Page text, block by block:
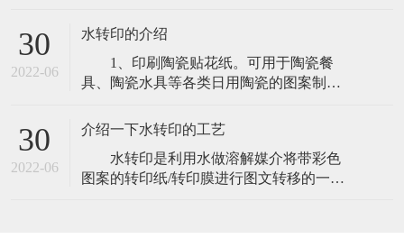
层，
所以好多情况下都没采用。 优点一，
表面光洁度好，优点二，不会生锈，一点
锈斑都不会有；三，镀的过程中原零件变
形小。四，如果零件尺寸不到位，可以通
30
2022-06
水转印的介绍
1、印刷陶瓷贴花纸。可用于陶瓷餐
具、陶瓷水具等各类日用陶瓷的图案制
等建筑用瓷砖的制作。 2、印制玻璃花
纸。可用于玻璃水具、玻璃杯瓶、广告
杯、各类玻璃容器及装饰玻璃。 3、印
制头盔花纸。广泛用于摩托车头盔、安全
30
2022-06
介绍一下水转印的工艺
水转印是利用水做溶解媒介将带彩色
图案的转印纸/转印膜进行图文转移的一种